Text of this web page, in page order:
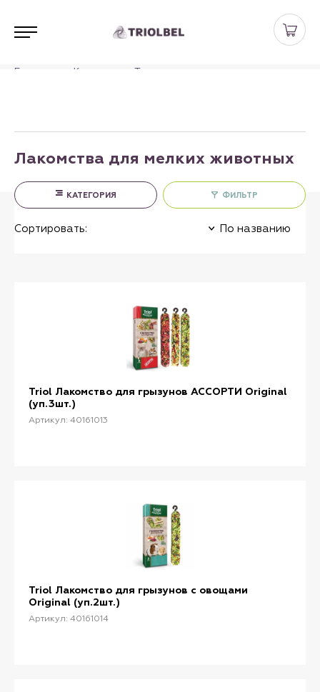
Главная Каталог
Товары для мелких животных
Лакомства для мелких животных
КАТЕГОРИЯ ФИЛЬТР
Сортировать: По названию
Triol Лакомство для грызунов АССОРТИ Original
(уп.3шт.)
Артикул: 40161013
Triol Лакомство для грызунов с овощами
Original (уп.2шт.)
Артикул: 40161014